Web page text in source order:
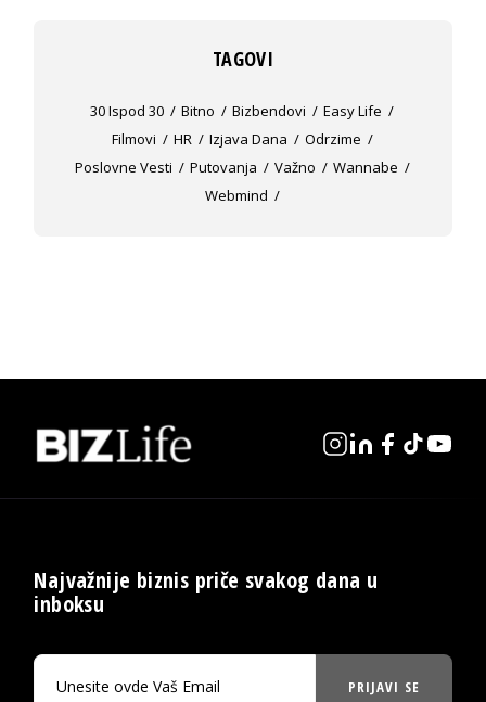
TAGOVI
30 Ispod 30 Bitno Bizbendovi
Easy Life
Filmovi
HR Izjava Dana
Odrzime
Poslovne Vesti
Putovanja Važno
Wannabe
Webmind
Najvažnije biznis priče svakog dana u
inboksu
PRIJAVI SE